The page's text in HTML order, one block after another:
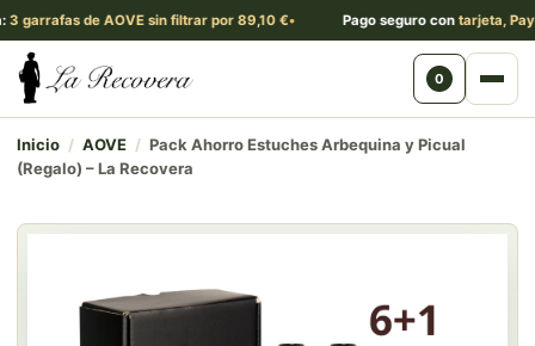
de AOVE sin filtrar por 89,10 € Pago seguro contarjeta, PayPal y
0
Inicio / AOVE / Pack Ahorro Estuches Arbequina y Picual
(Regalo) – La Recovera